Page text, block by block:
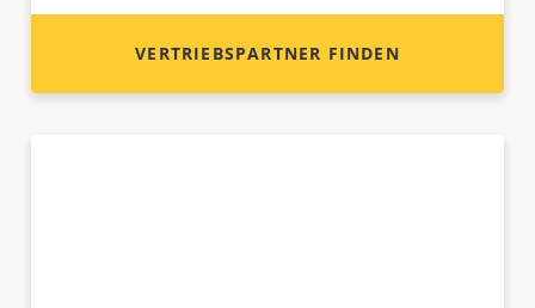
VERTRIEBSPARTNER FINDEN